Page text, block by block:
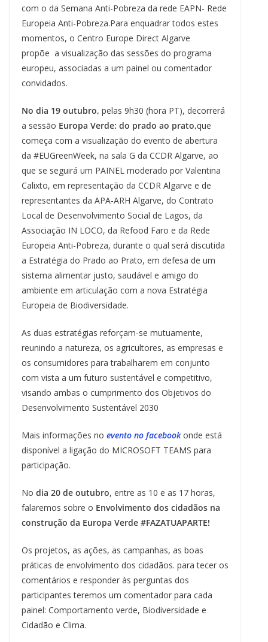
com o da Semana Anti-Pobreza da rede EAPN- Rede
Europeia Anti-Pobreza.Para enquadrar todos estes
momentos, o Centro Europe Direct Algarve
propõe a visualização das sessões do programa
europeu, associadas a um painel ou comentador
convidados.
No dia 19 outubro, pelas 9h30 (hora PT), decorrerá
a sessão Europa Verde: do prado ao prato,que
começa com a visualização do evento de abertura
da #EUGreenWeek, na sala G da CCDR Algarve, ao
que se seguirá um PAINEL moderado por Valentina
Calixto, em representação da CCDR Algarve e de
representantes da APA-ARH Algarve, do Contrato
Local de Desenvolvimento Social de Lagos, da
Associação IN LOCO, da Refood Faro e da Rede
Europeia Anti-Pobreza, durante o qual será discutida
a Estratégia do Prado ao Prato, em defesa de um
sistema alimentar justo, saudável e amigo do
ambiente em articulação com a nova Estratégia
Europeia de Biodiversidade.
As duas estratégias reforçam-se mutuamente,
reunindo a natureza, os agricultores, as empresas e
os consumidores para trabalharem em conjunto
com vista a um futuro sustentável e competitivo,
visando ambas o cumprimento dos Objetivos do
Desenvolvimento Sustentável 2030
Mais informações no evento no facebookonde está
disponível a ligação do MICROSOFT TEAMS para
participação.
No dia 20 de outubro, entre as 10 e as 17 horas,
falaremos sobre o Envolvimento dos cidadãos na
construção da Europa Verde #FAZATUAPARTE!
Os projetos, as ações, as campanhas, as boas
práticas de envolvimento dos cidadãos. para tecer os
comentários e responder às perguntas dos
participantes teremos um comentador para cada
painel: Comportamento verde, Biodiversidade e
Cidadão e Clima.